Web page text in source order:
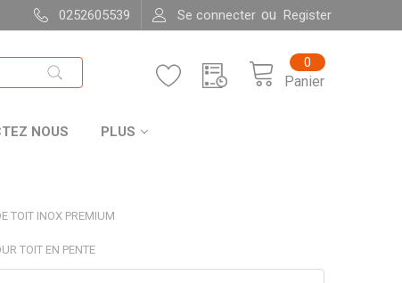
0252605539 Se connecter ou Register
Panier
0
NOUS PLUS
TOIT INOX PREMIUM
TOIT EN PENTE